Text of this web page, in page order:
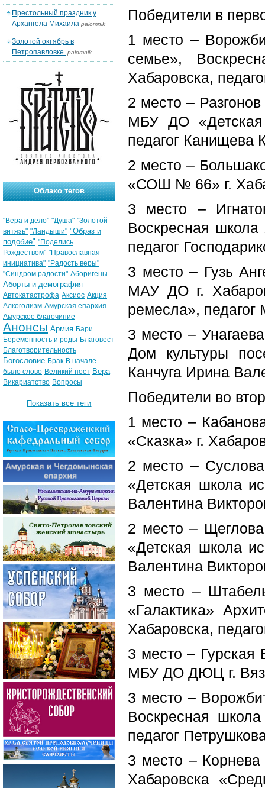
Победители в
1 место –
семье»,
Хабаровска,
2 место –
МБУ ДО «Детская
педагог Канищева
2 место –
«СОШ № 66» г.
3 место –
Воскресная школа
педагог
3 место – Гузь
МАУ ДО г.
ремесла»,
3 место –
Дом культуры
Канчуга Ирина
Победители во
1 место –
«Сказка» г.
2 место –
«Детская школа
Валентина
2 место –
«Детская школа
Валентина
3 место –
«Галактика»
Хабаровска,
3 место – Гурская
МБУ ДО ДЮЦ г.
3 место –
Воскресная
педагог
3 место –
Хабаровска
Престольный праздник у
Архангела Михаила palomnik
Золотой октябрь в
Петропавловке. palomnik
Облако тегов
"Вера и дело" "Душа" "Золотой
витязь" "Ландыши" "Образ и
подобие" "Поделись
Рождеством" "Православная
инициатива" "Радость веры"
"Синдром радости" Аборигены
Аборты и демография
Автокатастрофа Аксиос Акция
Алкоголизм Амурская епархия
Амурское благочиние
Анонсы Армия Бари
Беременность и роды Благовест
Благотворительность
Богословие Брак В начале
было слово Великий пост Вера
Викариатство Вопросы
Показать все теги